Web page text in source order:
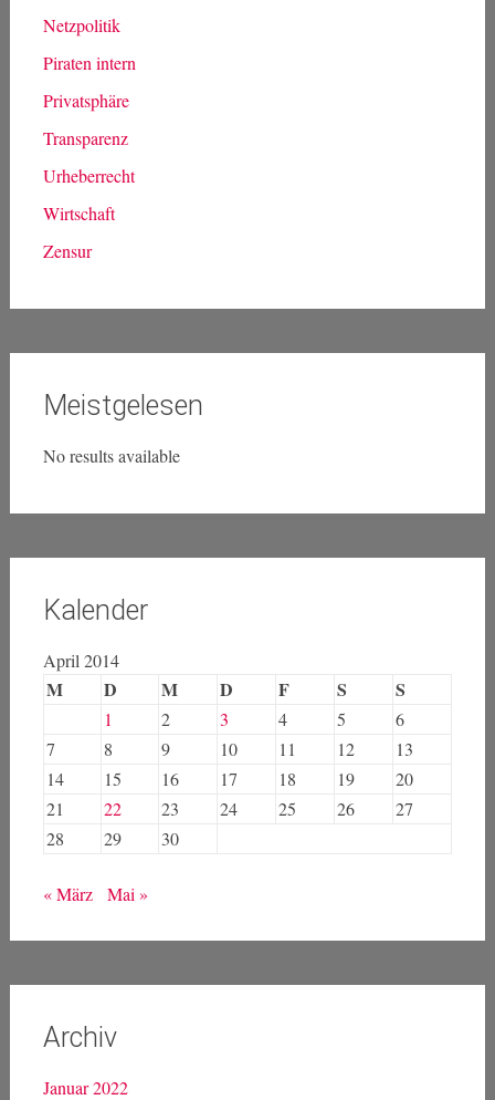
Netzpolitik
Piraten intern
Privatsphäre
Transparenz
Urheberrecht
Wirtschaft
Zensur
Meistgelesen
No results available
Kalender
April 2014
M D M D F S S
1 2 3 4 5
6
7
8 9 10 11 12
13
14
15 16 17 18 19
20
21
22 23 24 25 26
27
28
29 30
« März Mai »
Archiv
Januar 2022